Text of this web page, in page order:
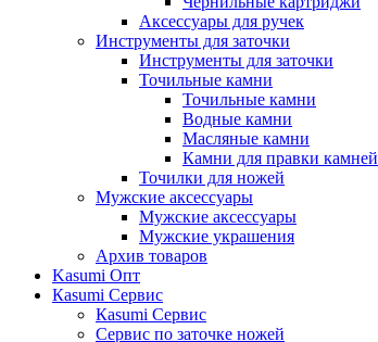
Аксессуары для ручек
Инструменты для заточки
Инструменты для заточки
Точильные камни
Точильные камни
Водные камни
Масляные камни
Камни для правки камней
Точилки для ножей
Мужские аксессуары
Мужские аксессуары
Мужские украшения
Архив товаров
Kasumi Опт
Кasumi Сервис
Кasumi Сервис
Сервис по заточке ножей